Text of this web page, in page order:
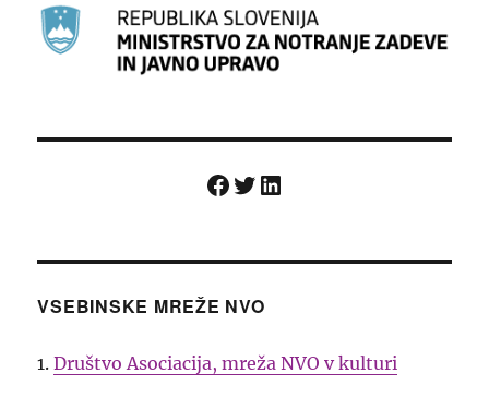
Facebook
Twitter
LinkedIn
VSEBINSKE MREŽE NVO
1.Društvo Asociacija, mreža NVO v kulturi